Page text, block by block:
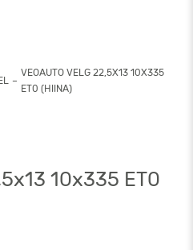
VEOAUTO VELG 22,5X13 10X335
ET0 (HIINA)
10x335 ET0